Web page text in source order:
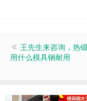
王先生来咨询，热
用什么模具钢耐用